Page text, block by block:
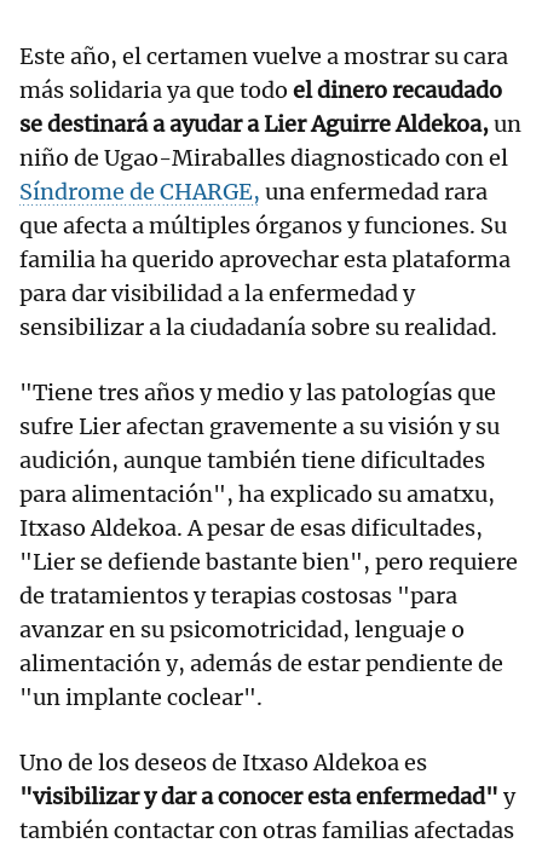
Este año, el certamen vuelve a mostrar su cara
más solidaria ya que todo el dinero recaudado
se destinará a ayudar a Lier Aguirre Aldekoa,un
niño de Ugao-Miraballes diagnosticado con el
Síndrome de CHARGE, una enfermedad rara
que afecta a múltiples órganos y funciones. Su
familia ha querido aprovechar esta plataforma
para dar visibilidad a la enfermedad y
sensibilizar a la ciudadanía sobre su realidad.
"Tiene tres años y medio y las patologías que
sufre Lier afectan gravemente a su visión y su
audición, aunque también tiene dificultades
para alimentación", ha explicado su amatxu,
Itxaso Aldekoa. A pesar de esas dificultades,
"Lier se defiende bastante bien", pero requiere
de tratamientos y terapias costosas "para
avanzar en su psicomotricidad, lenguaje o
alimentación y, además de estar pendiente de
"un implante coclear".
Uno de los deseos de Itxaso Aldekoa es
"visibilizar y dar a conocer esta enfermedad" y
también contactar con otras familias afectadas